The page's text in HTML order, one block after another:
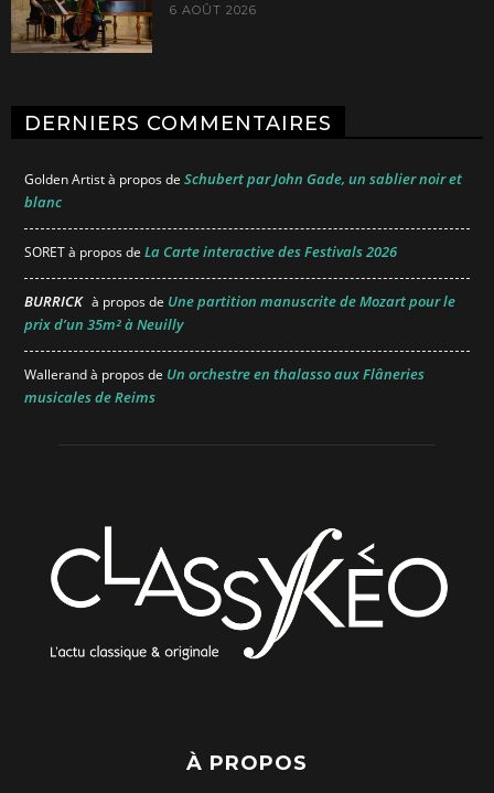
6 AOÛT 2026
DERNIERS COMMENTAIRES
Golden Artistà propos de Schubert par John Gade, un sablier noir et
blanc
SORETà propos de La Carte interactive des Festivals 2026
BURRICK à propos de Une partition manuscrite de Mozart pour le
prix d’un 35m² à Neuilly
Wallerandà propos de Un orchestre en thalasso aux Flâneries
musicales de Reims
À PROPOS